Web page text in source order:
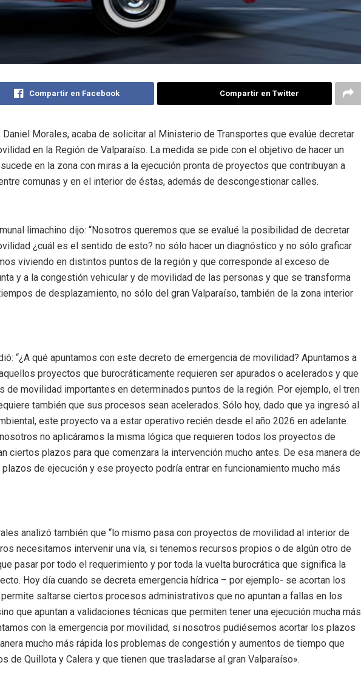
Compartir en Facebook Compartir en Twitter
Daniel Morales, acaba de solicitar al Ministerio de Transportes que evalúe decretar
en la Región de Valparaíso. La medida se pide con el objetivo de hacer un
en la zona con miras a la ejecución pronta de proyectos que contribuyan a
comunas y en el interior de éstas, además de descongestionar calles.
limachino dijo: “Nosotros queremos que se evalué la posibilidad de decretar
¿cuál es el sentido de esto? no sólo hacer un diagnóstico y no sólo graficar
viviendo en distintos puntos de la región y que corresponde al exceso de
y a la congestión vehicular y de movilidad de las personas y que se transforma
de desplazamiento, no sólo del gran Valparaíso, también de la zona interior
“¿A qué apuntamos con este decreto de emergencia de movilidad? Apuntamos a
proyectos que burocráticamente requieren ser apurados o acelerados y que
de movilidad importantes en determinados puntos de la región. Por ejemplo, el tren
también que sus procesos sean acelerados. Sólo hoy, dado que ya ingresó al
este proyecto va a estar operativo recién desde el año 2026 en adelante.
no aplicáramos la misma lógica que requieren todos los proyectos de
ciertos plazos para que comenzara la intervención mucho antes. De esa manera de
de ejecución y ese proyecto podría entrar en funcionamiento mucho más
analizó también que “lo mismo pasa con proyectos de movilidad al interior de
necesitamos intervenir una vía, si tenemos recursos propios o de algún otro de
pasar por todo el requerimiento y por toda la vuelta burocrática que significa la
Hoy día cuando se decreta emergencia hídrica – por ejemplo- se acortan los
saltarse ciertos procesos administrativos que no apuntan a fallas en los
que apuntan a validaciones técnicas que permiten tener una ejecución mucha más
con la emergencia por movilidad, si nosotros pudiésemos acortar los plazos
mucho más rápida los problemas de congestión y aumentos de tiempo que
de Quillota y Calera y que tienen que trasladarse al gran Valparaíso».